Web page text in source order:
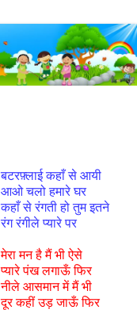
बटरफ़्लाई कहाँ से आयी
आओ चलो हमारे घर
कहाँ से रंगती हो तुम इतने
रंग रंगीले प्यारे पर
मेरा मन है मैं भी ऐसे
प्यारे पंख लगाऊँ फिर
नीले आसमान में मैं भी
दूर कहीं उड़ जाऊँ फिर